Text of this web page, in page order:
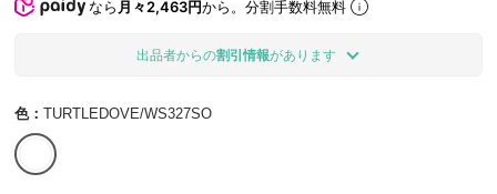
なら 月々2,463円から。分割手数料無料
出品者からの割引情報があります
色： TURTLEDOVE/WS327SO